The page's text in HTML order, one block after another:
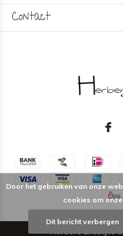
Contact
Door het gebruiken van onze
cookies om
Dit bericht verbergen